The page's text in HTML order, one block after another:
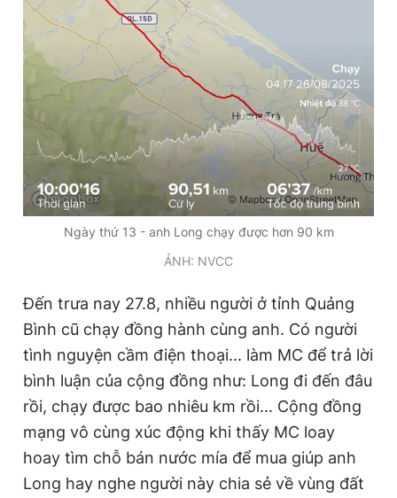
Ngày thứ 13 - anh Long chạy được hơn 90 km
ẢNH: NVCC
Đến trưa nay 27.8, nhiều người ở tỉnh Quảng
Bình cũ chạy đồng hành cùng anh. Có người
tình nguyện cầm điện thoại... làm MC để trả lời
bình luận của cộng đồng như: Long đi đến đâu
rồi, chạy được bao nhiêu km rồi... Cộng đồng
mạng vô cùng xúc động khi thấy MC loay
hoay tìm chỗ bán nước mía để mua giúp anh
Long hay nghe người này chia sẻ về vùng đất